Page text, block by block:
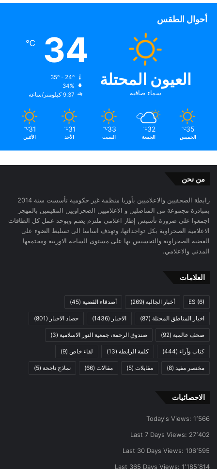
أحوال الطقس
العيون المحتلة
سماء صافية
34
℃
34%
9.37 كيلومتر/ساعة
35
℃
الخميس
32
℃
الجمعة
33
℃
السبت
31
℃
الأحد
31
℃
الأثنين
من نحن
رابطة الصحفيين والاعلاميين بأوربا منظمة غير حكومية تأسست سنة 2014
بمبادرة مجموعة من المناضلين و الاعلاميين الصحراويين المقيمين بالمهجر
اجمعوا على ضرورة تأسيس إطار اعلامي ملتزم يضم ويوحد عمل كل الطاقات
الاعلامية الصحراوية بكل تواجداتها، وتهدف اساسا الى تسليط الضوء على
القضية الصحراوية والتحسيس بها على مستوى الساحة الاوربية ومجتمعها
المدني والاعلامي.
العلامات
ES (6) أخبار الجالية (269) أصدقاء القضية (45)
اخبار المناطق المحتلة (87) الاخبار (1436) حصاد الاخبار (801)
صحف عالمية (92) صندوق الرحمة، جمعية النور الاسلامية (3)
كتاب وآراء (444) كلمة الرابطة (13) لقاء خاص (9)
مختصر مفيد (8) مقابلات (5) مقالات (66) نماذج ناجحة (5)
الاحصائيات
Today's Views: 1٬566
Last 7 Days Views: 27٬402
Last 30 Days Views: 106٬595
Last 365 Days Views: 1٬185٬814